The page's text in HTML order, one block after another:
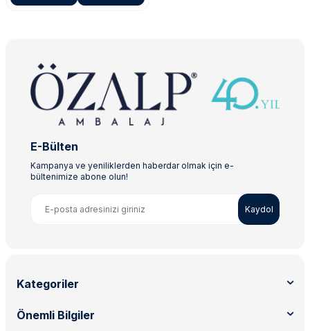
E-Bülten
Kampanya ve yeniliklerden haberdar olmak için e-
bültenimize abone olun!
Kaydol
Kategoriler
Önemli Bilgiler